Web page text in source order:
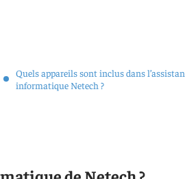
Quels appareils sont inclus dans
informatique Netech ?